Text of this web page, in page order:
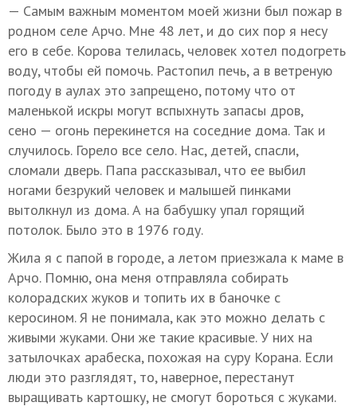
— Самым важным моментом моей жизни был пожар в
родном селе Арчо. Мне 48 лет, и до сих пор я несу
его в себе. Корова телилась, человек хотел подогреть
воду, чтобы ей помочь. Растопил печь, а в ветреную
погоду в аулах это запрещено, потому что от
маленькой искры могут вспыхнуть запасы дров,
сено — огонь перекинется на соседние дома. Так и
случилось. Горело все село. Нас, детей, спасли,
сломали дверь. Папа рассказывал, что ее выбил
ногами безрукий человек и малышей пинками
вытолкнул из дома. А на бабушку упал горящий
потолок. Было это в 1976 году.
Жила я с папой в городе, а летом приезжала к маме в
Арчо. Помню, она меня отправляла собирать
колорадских жуков и топить их в баночке с
керосином. Я не понимала, как это можно делать с
живыми жуками. Они же такие красивые. У них на
затылочках арабеска, похожая на суру Корана. Если
люди это разглядят, то, наверное, перестанут
выращивать картошку, не смогут бороться с жуками.